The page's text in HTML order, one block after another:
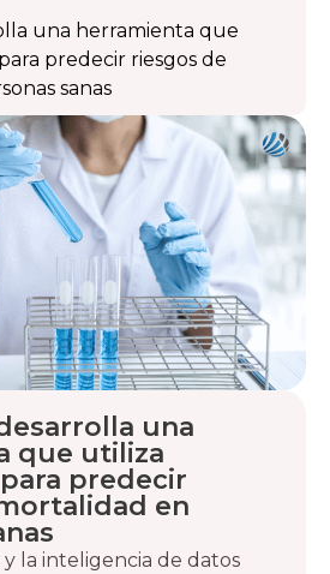
una herramienta que
predecir riesgos de
sanas
una
que utiliza
predecir
en
la inteligencia de datos